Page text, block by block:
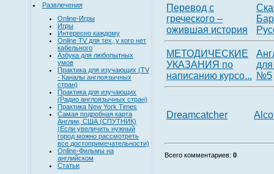
Развлечения
Online-Игры
Игры
Интересно каждому
Online TV для тех, у кого нет
кабельного
Азбука для любопытных
умов
Практика для изучающих (TV
- Каналы англоязычных
стран)
Практика для изучающих
(Радио англоязычных стран)
Практика New York Times
Самая подробная карта
Англии, США (СПУТНИК)
(Если увеличить нужный
город можно рассмотреть
все достопримечательности)
Online-Фильмы на
английском
Статьи
Перевод с
греческого –
ожившая история
МЕТОДИЧЕСКИЕ
УКАЗАНИЯ по
написанию курсо... №5
Dreamcatcher
Всего комментариев: 0